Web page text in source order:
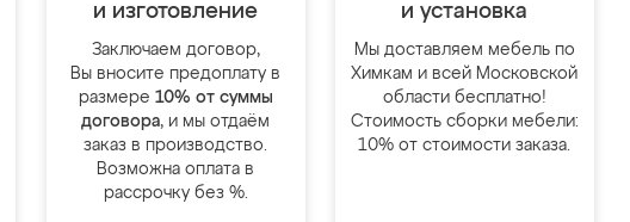
и изготовление
Заключаем договор,
Вы вносите предоплату в
размере 10% от суммы
договора, и мы отдаём
заказ в производство.
Возможна оплата в
рассрочку без %.
и установка
Мы доставляем мебель по
Химкам и всей Московской
области бесплатно!
Стоимость сборки мебели:
10% от стоимости заказа.